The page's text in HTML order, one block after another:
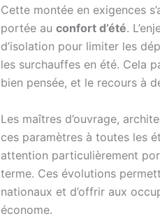
Cette montée en exigences
portée au confort d’été.
d’isolation pour limiter les
les surchauffes en été. Cela
bien pensée, et le recours à
Les maîtres d’ouvrage,
ces paramètres à toutes les
attention particulièrement
terme. Ces évolutions
nationaux et d’offrir aux
économe.